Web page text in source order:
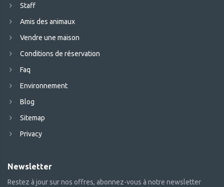
Staff
Amis des animaux
Vendre une maison
Conditions de réservation
Faq
Environnement
Blog
Sitemap
Privacy
Newsletter
Restez à jour sur nos offres, abonnez-vous à notre newsletter